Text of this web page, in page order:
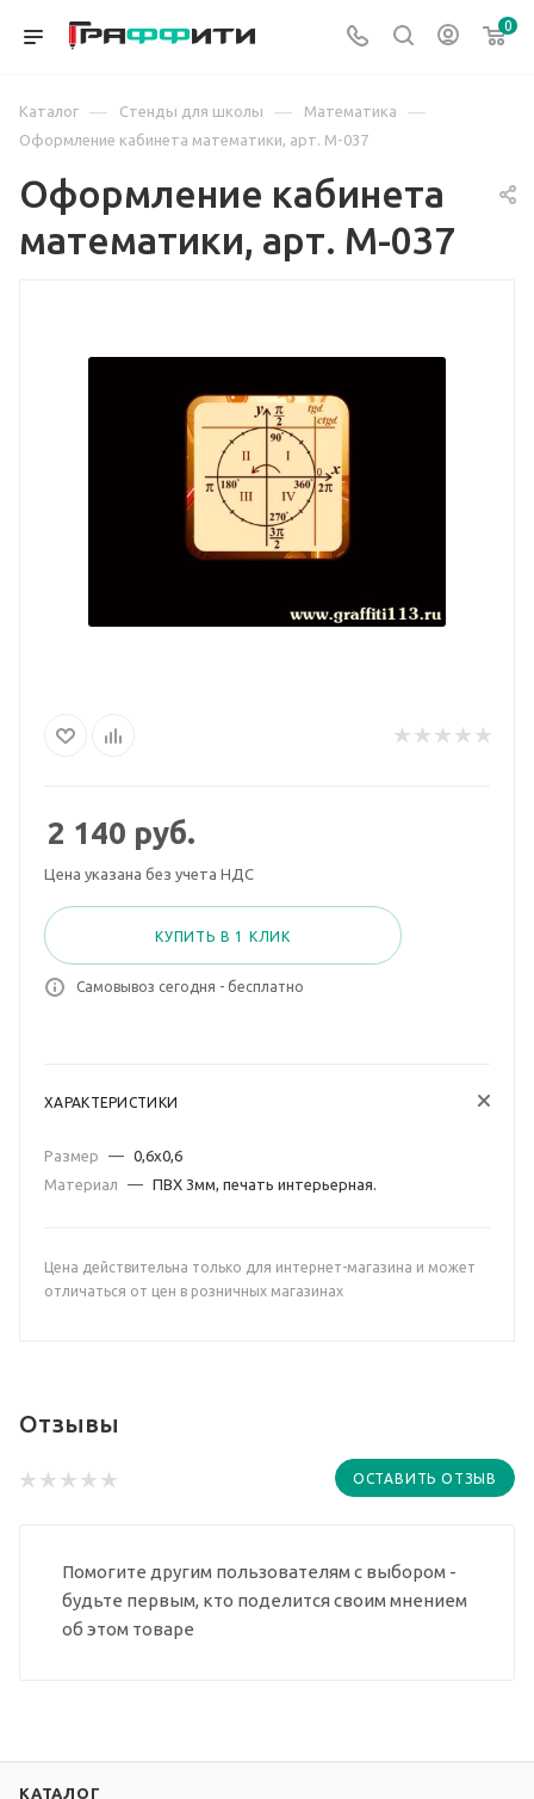
0
Каталог — Стенды для школы — Математика —
Оформление кабинета математики, арт. М-037
Оформление кабинета
математики, арт. М-037
2 140 руб.
Цена указана без учета НДС
КУПИТЬ В 1 КЛИК
Самовывоз сегодня - бесплатно
ХАРАКТЕРИСТИКИ
Размер — 0,6х0,6
Материал
— ПВХ 3мм, печать интерьерная.
Цена действительна только для интернет-магазина и может
отличаться от цен в розничных магазинах
Отзывы
ОСТАВИТЬ ОТЗЫВ
Помогите другим пользователям с выбором -
будьте первым, кто поделится своим мнением
об этом товаре
КАТАЛОГ